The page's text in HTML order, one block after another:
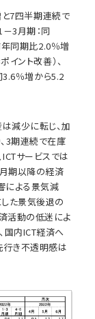
7四半期連続で
3月期：同
年同期比2.0％増
ント改善）、
3.6％増から5.2
減少に転じ、加
3期連続で在庫
サービスでは
期以降の経済
による景気減
た景気後退の
活動の低迷によ
国内ICT経済へ
行き不透明感は